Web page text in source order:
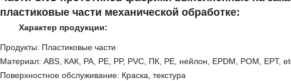
пластиковые части механической обработке:
Характер продукции:
Продукты: Пластиковые части
Материал: ABS, КАК, PA, PE, PP, PVC, ПК, PE, нейлон, EPDM, POM, EPT,
Поверхностное обслуживание: Краска, текстура